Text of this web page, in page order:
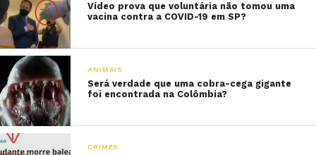
Vídeo prova que voluntária não tomou uma
vacina contra a COVID-19 em SP?
ANIMAIS
Será verdade que uma cobra-cega gigante
foi encontrada na Colômbia?
CRIMES